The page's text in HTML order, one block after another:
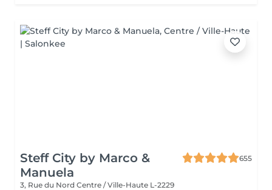
Steff City by Marco &
Manuela
655
3, Rue du Nord Centre / Ville-Haute L-2229